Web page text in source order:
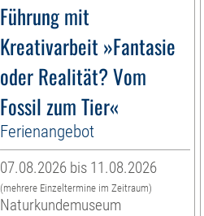
Führung mit
Kreativarbeit »Fantasie
oder Realität? Vom
Fossil zum Tier«
Ferienangebot
07.08.2026 bis 11.08.2026
(mehrere Einzeltermine im Zeitraum)
Naturkundemuseum